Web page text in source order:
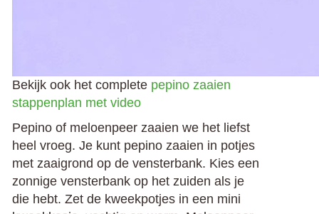
Bekijk ook het complete pepino zaaien
stappenplan met video
Pepino of meloenpeer zaaien we het liefst
heel vroeg. Je kunt pepino zaaien in potjes
met zaaigrond op de vensterbank. Kies een
zonnige vensterbank op het zuiden als je
die hebt. Zet de kweekpotjes in een mini